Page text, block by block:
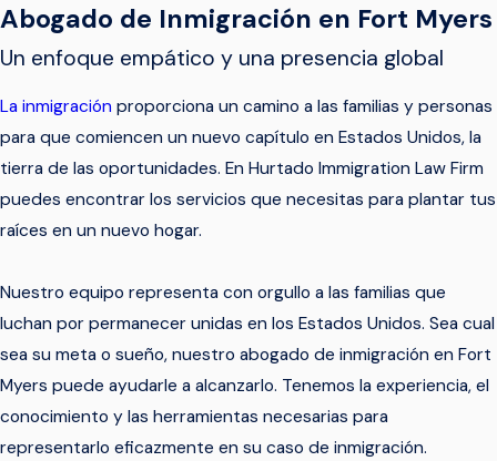
Abogado de Inmigración en Fort Myers
Un enfoque empático y una presencia global
La inmigración proporciona un camino a las familias y personas
para que comiencen un nuevo capítulo en Estados Unidos, la
tierra de las oportunidades. En Hurtado Immigration Law Firm
puedes encontrar los servicios que necesitas para plantar tus
raíces en un nuevo hogar.
Nuestro equipo representa con orgullo a las familias que
luchan por permanecer unidas en los Estados Unidos. Sea cual
sea su meta o sueño, nuestro abogado de inmigración en Fort
Myers puede ayudarle a alcanzarlo. Tenemos la experiencia, el
conocimiento y las herramientas necesarias para
representarlo eficazmente en su caso de inmigración.